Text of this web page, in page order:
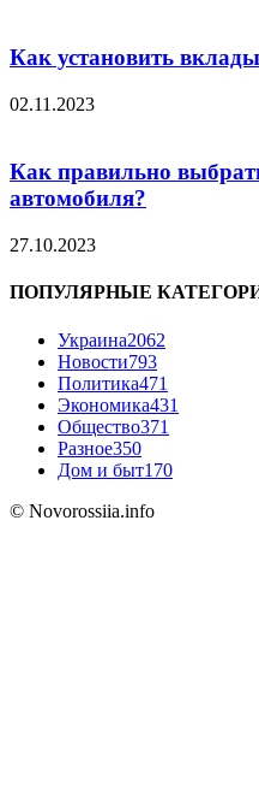
Как установить
02.11.2023
Как правильно
автомобиля?
27.10.2023
ПОПУЛЯРНЫЕ
Украина2062
Новости793
Политика471
Экономика431
Общество371
Разное350
Дом и быт170
© Novorossiia.info